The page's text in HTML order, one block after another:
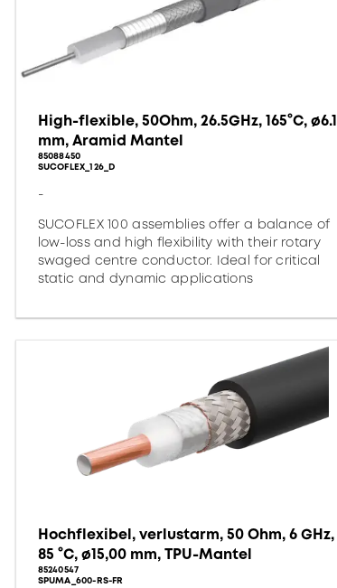
High-flexible, 50Ohm, 26.5GHz, 165°C, ø6.1
mm, Aramid Mantel
85088450
SUCOFLEX_126_D
-
SUCOFLEX 100 assemblies offer a balance of
low-loss and high flexibility with their rotary
swaged centre conductor. Ideal for critical
static and dynamic applications
Hochflexibel, verlustarm, 50 Ohm, 6 GHz,
85 °C, ø15,00 mm, TPU-Mantel
85240547
SPUMA_600-RS-FR